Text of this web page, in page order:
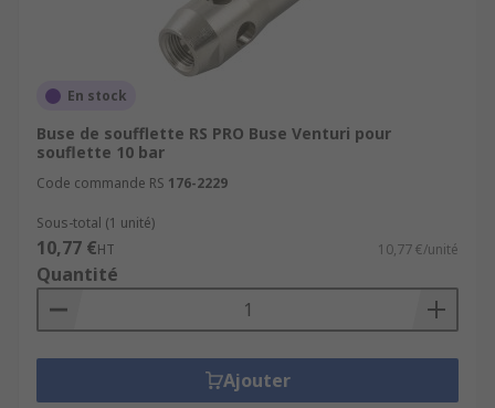
En stock
Buse de soufflette RS PRO Buse Venturi pour
souflette 10 bar
Code commande RS 176-2229
Sous-total (1 unité)
10,77 €HT 10,77 €/unité
Quantité
Ajouter